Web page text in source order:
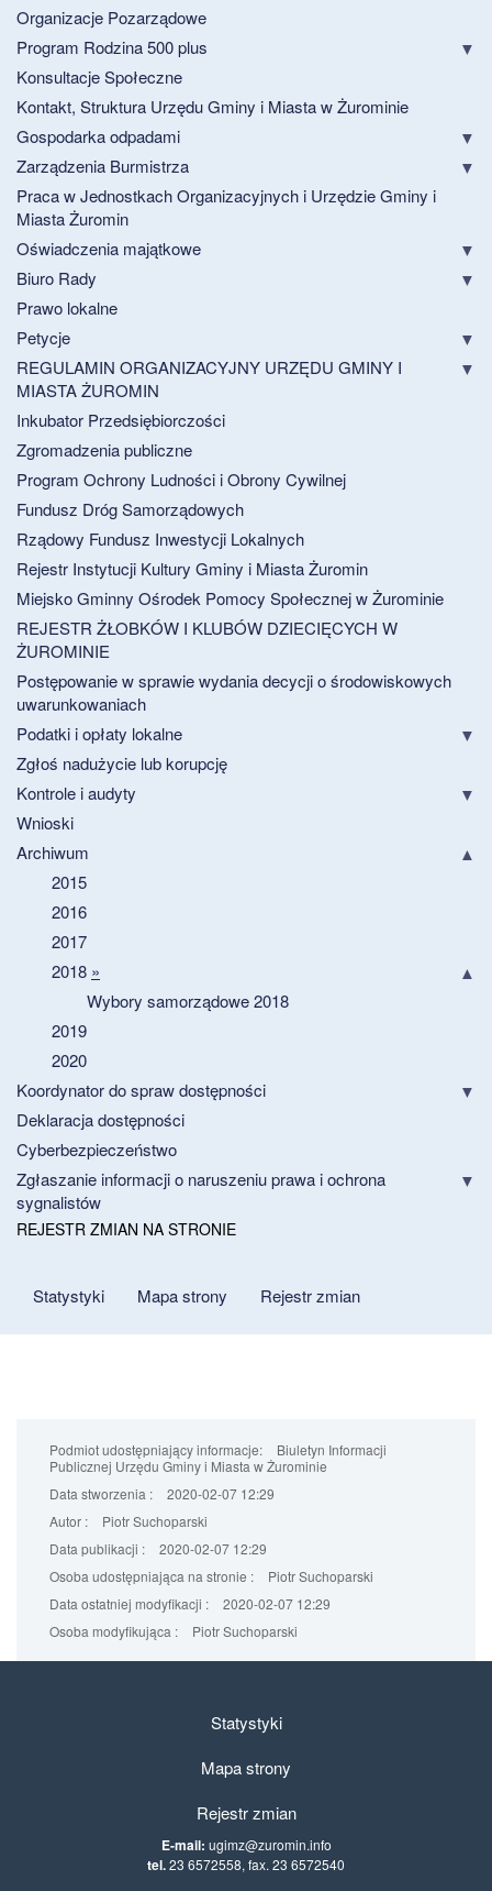
Organizacje Pozarządowe
Program Rodzina 500 plus
Konsultacje Społeczne
Kontakt, Struktura Urzędu Gminy i Miasta w Żurominie
Gospodarka odpadami
Zarządzenia Burmistrza
Praca w Jednostkach Organizacyjnych i Urzędzie Gminy i
Miasta Żuromin
Oświadczenia majątkowe
Biuro Rady
Prawo lokalne
Petycje
REGULAMIN ORGANIZACYJNY URZĘDU GMINY I
MIASTA ŻUROMIN
Inkubator Przedsiębiorczości
Zgromadzenia publiczne
Program Ochrony Ludności i Obrony Cywilnej
Fundusz Dróg Samorządowych
Rządowy Fundusz Inwestycji Lokalnych
Rejestr Instytucji Kultury Gminy i Miasta Żuromin
Miejsko Gminny Ośrodek Pomocy Społecznej w Żurominie
REJESTR ŻŁOBKÓW I KLUBÓW DZIECIĘCYCH W
ŻUROMINIE
Postępowanie w sprawie wydania decycji o środowiskowych
uwarunkowaniach
Podatki i opłaty lokalne
Zgłoś nadużycie lub korupcję
Kontrole i audyty
Wnioski
Archiwum
2015
2016
2017
2018 »
Wybory samorządowe 2018
2019
2020
Koordynator do spraw dostępności
Deklaracja dostępności
Cyberbezpieczeństwo
Zgłaszanie informacji o naruszeniu prawa i ochrona
sygnalistów
REJESTR ZMIAN NA STRONIE
Statystyki Mapa strony Rejestr zmian
Podmiot udostępniający informacje:
Biuletyn Informacji
Publicznej Urzędu Gminy i Miasta w Żurominie
Data stworzenia :
2020-02-07 12:29
Autor :
Piotr Suchoparski
Data publikacji :
2020-02-07 12:29
Osoba udostępniająca na stronie :
Piotr Suchoparski
Data ostatniej modyfikacji :
2020-02-07 12:29
Osoba modyfikująca :
Piotr Suchoparski
Statystyki
Mapa strony
Rejestr zmian
E-mail: ugimz@zuromin.info
tel.23 6572558, fax. 23 6572540